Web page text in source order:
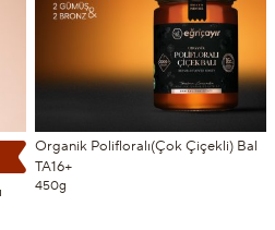
Organik Polifloralı(Çok Çiçekli) Bal
TA16+
450g